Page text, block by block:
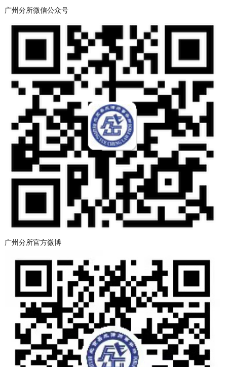
广州分所微信公众号
广州分所官方微博